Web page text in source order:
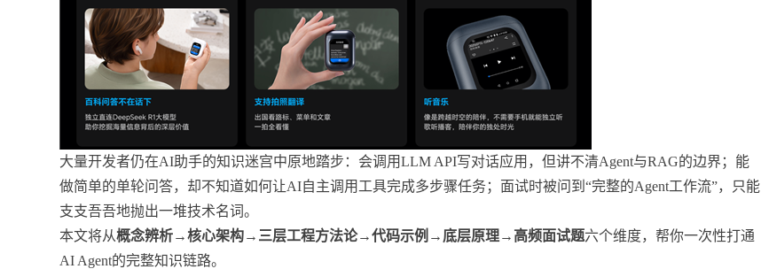
大量开发者仍在AI助手的知识迷宫中原地踏步：会调用LLM API写对话应用，但讲不清Agent与RAG的边界；能
做简单的单轮问答，却不知道如何让AI自主调用工具完成多步骤任务；面试时被问到“完整的Agent工作流”，只能
支支吾吾地抛出一堆技术名词。
本文将从概念辨析→核心架构→三层工程方法论→代码示例→底层原理→高频面试题六个维度，帮你一次性打通
AI Agent的完整知识链路。